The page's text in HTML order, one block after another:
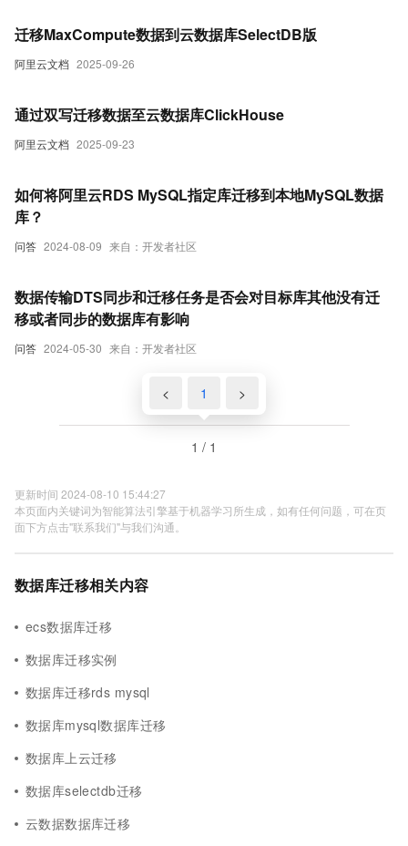
阿里云文档 2025-09-26
迁移MaxCompute数据到云数据库SelectDB版
阿里云文档 2025-09-23
通过双写迁移数据至云数据库ClickHouse
问答 2024-08-09 来自：开发者社区
如何将阿里云RDS MySQL指定库迁移到本地MySQL数据
库？
问答 2024-05-30 来自：开发者社区
数据传输DTS同步和迁移任务是否会对目标库其他没有迁
移或者同步的数据库有影响
< 1 >
1 / 1
更新时间 2024-08-10 15:44:27
本页面内关键词为智能算法引擎基于机器学习所生成，如有任何问题，可在页
面下方点击"联系我们"与我们沟通。
数据库迁移相关内容
ecs数据库迁移
数据库迁移实例
数据库迁移rds mysql
数据库mysql数据库迁移
数据库上云迁移
数据库selectdb迁移
云数据数据库迁移